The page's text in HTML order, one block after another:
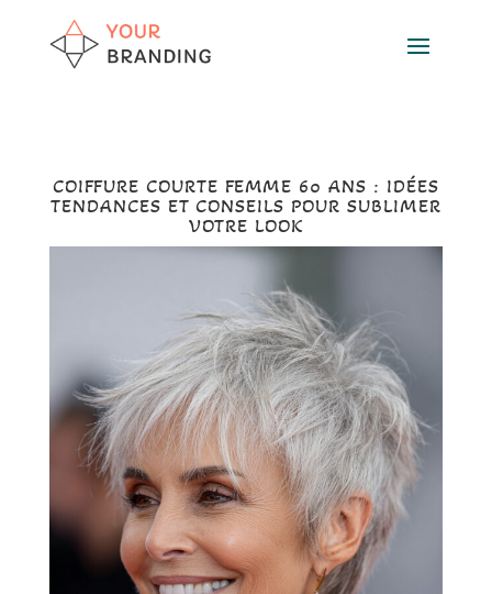
COIFFURE COURTE FEMME 60 ANS : IDÉES
TENDANCES ET CONSEILS POUR SUBLIMER
VOTRE LOOK